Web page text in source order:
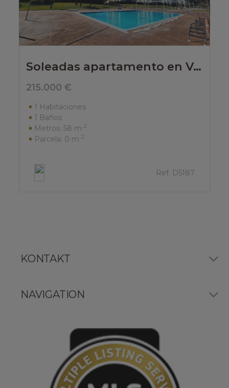
Soleadas apartamento en Vergel
215.000 €
1 Habitaciones
1 Baños
Metros: 58 m 2
Parcela: 0 m 2
Ref. D5187
KONTAKT
NAVIGATION